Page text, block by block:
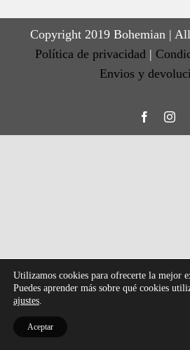
Copyright 2019 Bohemian |
Política de privacidad |
Envios y
Facebook
Utilizamos cookies para ofrecerte la mejor
Puedes aprender más sobre qué cookies
ajustes.
Aceptar